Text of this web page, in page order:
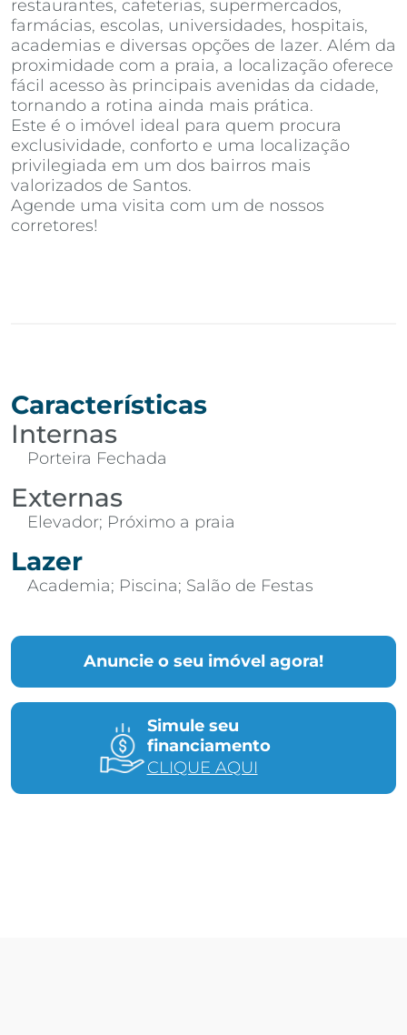
restaurantes, cafeterias, supermercados,
farmácias, escolas, universidades, hospitais,
academias e diversas opções de lazer. Além da
proximidade com a praia, a localização oferece
fácil acesso às principais avenidas da cidade,
tornando a rotina ainda mais prática.
Este é o imóvel ideal para quem procura
exclusividade, conforto e uma localização
privilegiada em um dos bairros mais
valorizados de Santos.
Agende uma visita com um de nossos
corretores!
Anuncie o seu imóvel agora!
Simule seu
financiamento
CLIQUE AQUI
Características
Internas
Porteira Fechada
Externas
Elevador; Próximo a praia
Lazer
Academia; Piscina; Salão de Festas